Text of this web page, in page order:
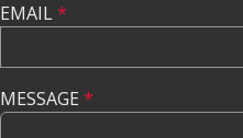
EMAIL*
MESSAGE *